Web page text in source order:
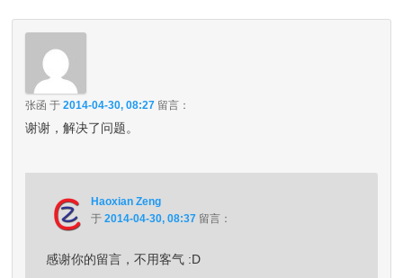
张函 于2014-04-30, 08:27 留言：
谢谢，解决了问题。
Haoxian Zeng
于2014-04-30, 08:37 留言：
感谢你的留言，不用客气 :D